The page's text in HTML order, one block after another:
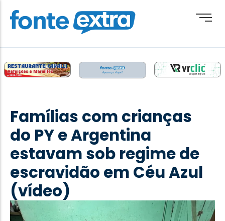
Destaque
Esporte
Geral
Obituário
Paraguai
Paraná
Famílias com crianças
do PY e Argentina
estavam sob regime de
escravidão em Céu Azul
(vídeo)